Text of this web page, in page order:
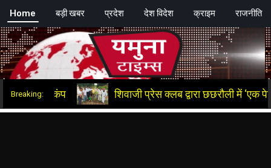
to
content
करें ........खबर और विज्ञापन के लिए संपर्क करें +91 9991775089, +91
Breaking: शिवाजी प्रेस क्लब द्वारा छछरौली में ‘एक पेड़ माँ के
Home बड़ी खबर प्रदेश देश विदेश क्राइम राजनीति